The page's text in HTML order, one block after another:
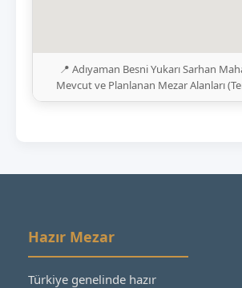
📍 Adıyaman Besni Yukarı Sarhan
Mevcut ve Planlanan Mezar Alanları
Hazır Mezar
Türkiye genelinde hazır